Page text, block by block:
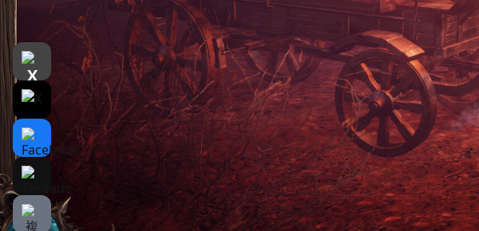
遊戲介紹
介紹 遊戲截圖 関連記事
Pumpkin Woods is a witch-themed Open World Survival Craft
* IMPORTANT *
ONLY compatible with 16:9 resolutions (available in settings)
ONLY mouse & keyboard is supported (no steamdeck /
This is a fairly complex, non-handholding game with many